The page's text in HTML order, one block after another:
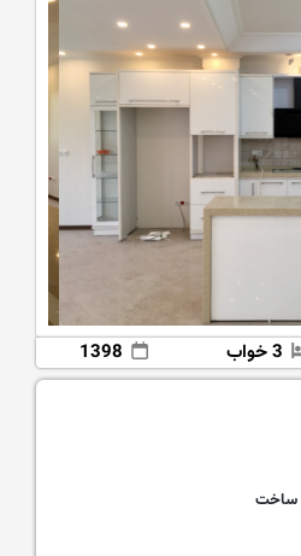
3 خواب 1398